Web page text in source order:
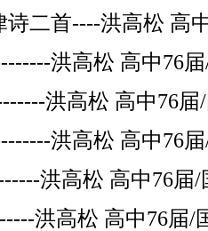
二首----洪高松 高
洪高松 高中76
洪高松 高中76
洪高松 高中76
洪高松 高中76届
洪高松 高中76届/